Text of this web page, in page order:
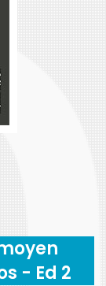
- Ed 2